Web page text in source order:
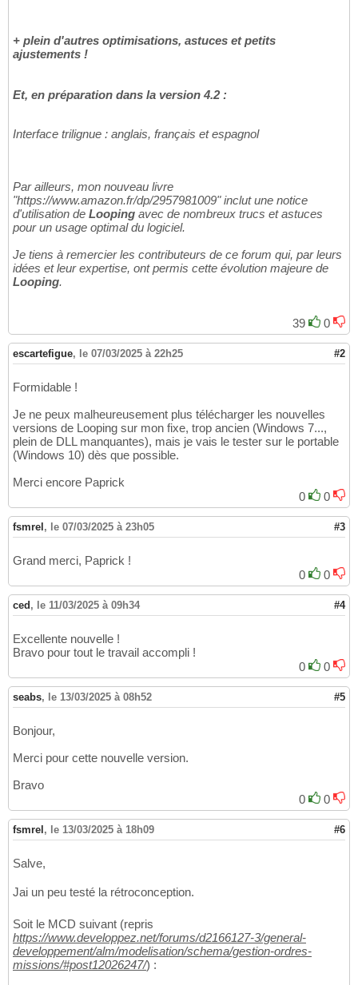
+ plein d'autres optimisations, astuces et petits
ajustements !
Et, en préparation dans la version 4.2 :
Interface trilignue : anglais, français et espagnol
Par ailleurs, mon nouveau livre
"https://www.amazon.fr/dp/2957981009" inclut une notice
d'utilisation de Looping avec de nombreux trucs et astuces
pour un usage optimal du logiciel.
Je tiens à remercier les contributeurs de ce forum qui, par leurs
idées et leur expertise, ont permis cette évolution majeure de
Looping.
39 0
escartefigue, le 07/03/2025 à 22h25 #2
Formidable !
Je ne peux malheureusement plus télécharger les nouvelles
versions de Looping sur mon fixe, trop ancien (Windows 7...,
plein de DLL manquantes), mais je vais le tester sur le portable
(Windows 10) dès que possible.
Merci encore Paprick
0
0
fsmrel , le 07/03/2025 à 23h05 #3
Grand merci, Paprick !
0
0
ced , le 11/03/2025 à 09h34 #4
Excellente nouvelle !
Bravo pour tout le travail accompli !
0
0
seabs, le 13/03/2025 à 08h52 #5
Bonjour,
Merci pour cette nouvelle version.
Bravo
0
0
fsmrel , le 13/03/2025 à 18h09 #6
Salve,
Jai un peu testé la rétroconception.
Soit le MCD suivant (repris
https://www.developpez.net/forums/d2166127-3/general-
developpement/alm/modelisation/schema/gestion-ordres-
missions/#post12026247/) :